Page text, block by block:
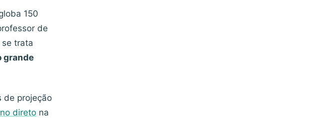
150
de
se trata
grande
de projeção
direto na